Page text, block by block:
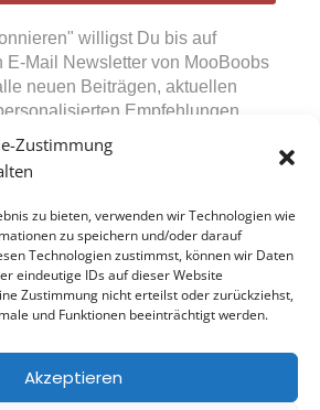
Zustimmung
zu bieten, verwenden wir Technologien wie
zu speichern und/oder darauf
Technologien zustimmst, können wir Daten
eindeutige IDs auf dieser Website
Zustimmung nicht erteilst oder zurückziehst,
und Funktionen beeinträchtigt werden.
Akzeptieren
willigst Du bis auf
E-Mail Newsletter von MooBoobs
neuen Beiträgen, aktuellen
Empfehlungen.
kann jederzeit über den in den
Abmeldelink widerrufen
sowie die
zur Kenntnis genommen zu